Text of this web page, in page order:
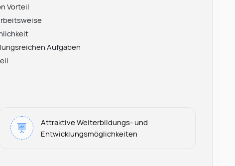
Vorteil
Aufgaben
Attraktive Weiterbildungs- und
Entwicklungsmöglichkeiten